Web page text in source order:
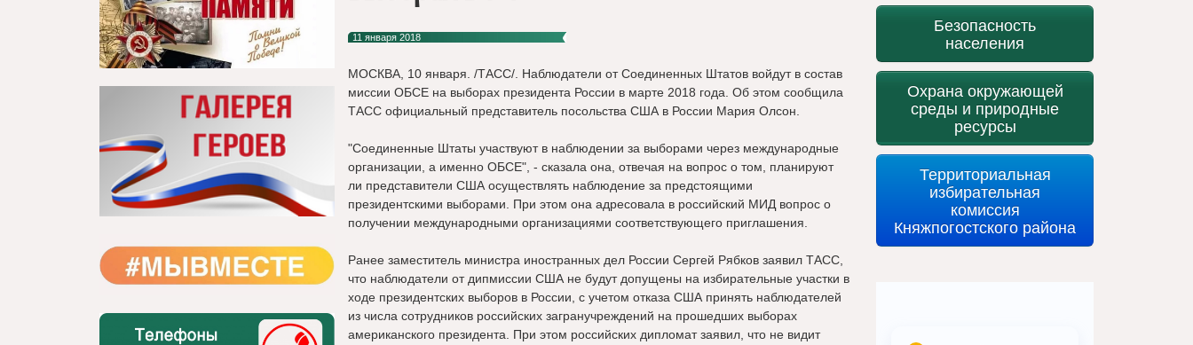
11 января 2018
МОСКВА, 10 января. /ТАСС/. Наблюдатели от Соединенных Штатов войдут в состав
миссии ОБСЕ на выборах президента России в марте 2018 года. Об этом сообщила
ТАСС официальный представитель посольства США в России Мария Олсон.
"Соединенные Штаты участвуют в наблюдении за выборами через международные
организации, а именно ОБСЕ", - сказала она, отвечая на вопрос о том, планируют
ли представители США осуществлять наблюдение за предстоящими
президентскими выборами. При этом она адресовала в российский МИД вопрос о
получении международными организациями соответствующего приглашения.
Ранее заместитель министра иностранных дел России Сергей Рябков заявил ТАСС,
что наблюдатели от дипмиссии США не будут допущены на избирательные участки в
ходе президентских выборов в России, с учетом отказа США принять наблюдателей
из числа сотрудников российских загранучреждений на прошедших выборах
американского президента. При этом российских дипломат заявил, что не видит
Безопасность
населения
Охрана окружающей
среды и природные
ресурсы
Территориальная
избирательная
комиссия
Княжпогостского района